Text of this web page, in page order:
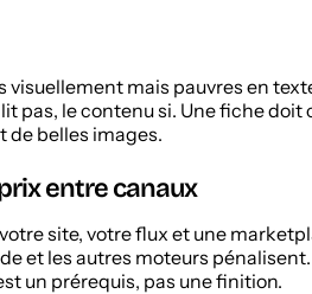
visuellement mais pauvres en
lit pas, le contenu si. Une fiche
de belles images.
entre canaux
site, votre flux et une
et les autres moteurs
un prérequis, pas une finition.